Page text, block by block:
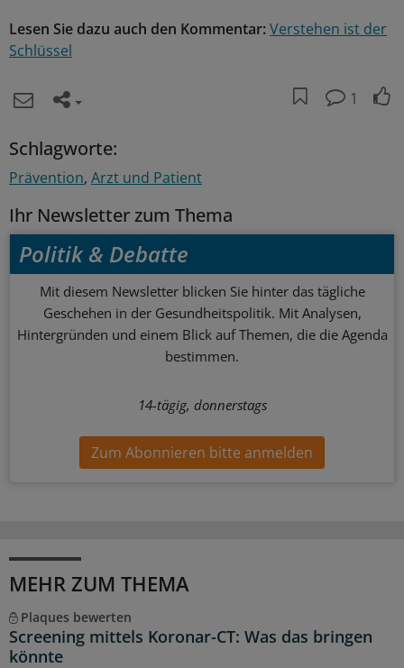
Lesen Sie dazu auch den Kommentar:Verstehen ist der
Schlüssel
1
Schlagworte:
Prävention Arzt und Patient
Ihr Newsletter zum Thema
Politik & Debatte
Mit diesem Newsletter blicken Sie hinter das tägliche
Geschehen in der Gesundheitspolitik. Mit Analysen,
Hintergründen und einem Blick auf Themen, die die Agenda
bestimmen.
14-tägig, donnerstags
Zum Abonnieren bitte anmelden
MEHR ZUM THEMA
Plaques bewerten
Screening mittels Koronar-CT: Was das bringen
könnte